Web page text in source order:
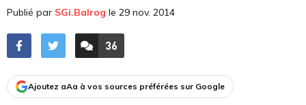
Publié par SGi.Balrog le 29 nov. 2014
ACCÉDER AUX
36
COMMENTAIRES
Ajoutez aAa à vos sources préférées sur Google